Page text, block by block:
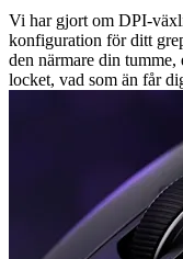
Vi har gjort om DPI-
konfiguration för ditt
den närmare din
locket, vad som än får